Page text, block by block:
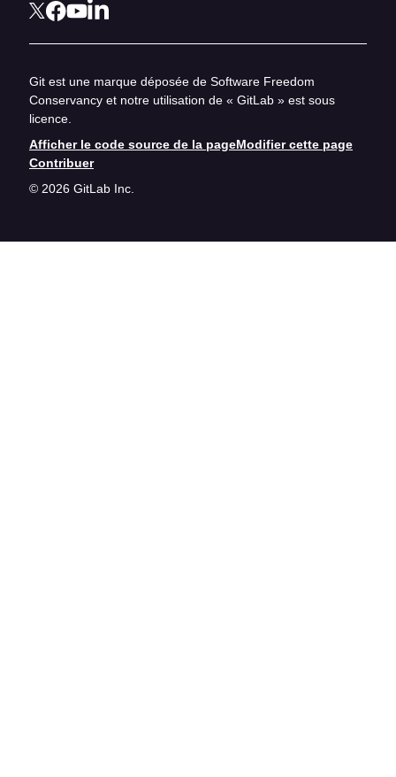
Git est une marque déposée de Software Freedom
Conservancy et notre utilisation de « GitLab » est sous
licence.
Afficher le code source de la pageModifier cette page
Contribuer
© 2026 GitLab Inc.